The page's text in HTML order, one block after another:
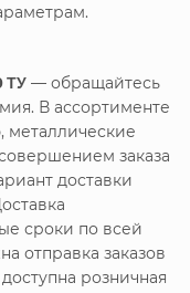
ТУ — обращайтесь
В ассортименте
заказа
доставки
сроки по всей
отправка заказов
розничная